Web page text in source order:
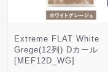
Extreme FLAT White
Grege(12列) Dカール
[MEF12D_WG]